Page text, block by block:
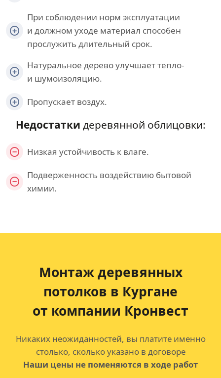
При соблюдении норм эксплуатации
и должном уходе материал способен
прослужить длительный срок.
Натуральное дерево улучшает тепло-
и шумоизоляцию.
Пропускает воздух.
Недостатки деревянной облицовки:
Низкая устойчивость к влаге.
Подверженность воздействию бытовой
химии.
Монтаж деревянных
потолков в Кургане
от компании Кронвест
Никаких неожиданностей, вы платите именно
столько, сколько указано в договоре
Наши цены не поменяются в ходе работ